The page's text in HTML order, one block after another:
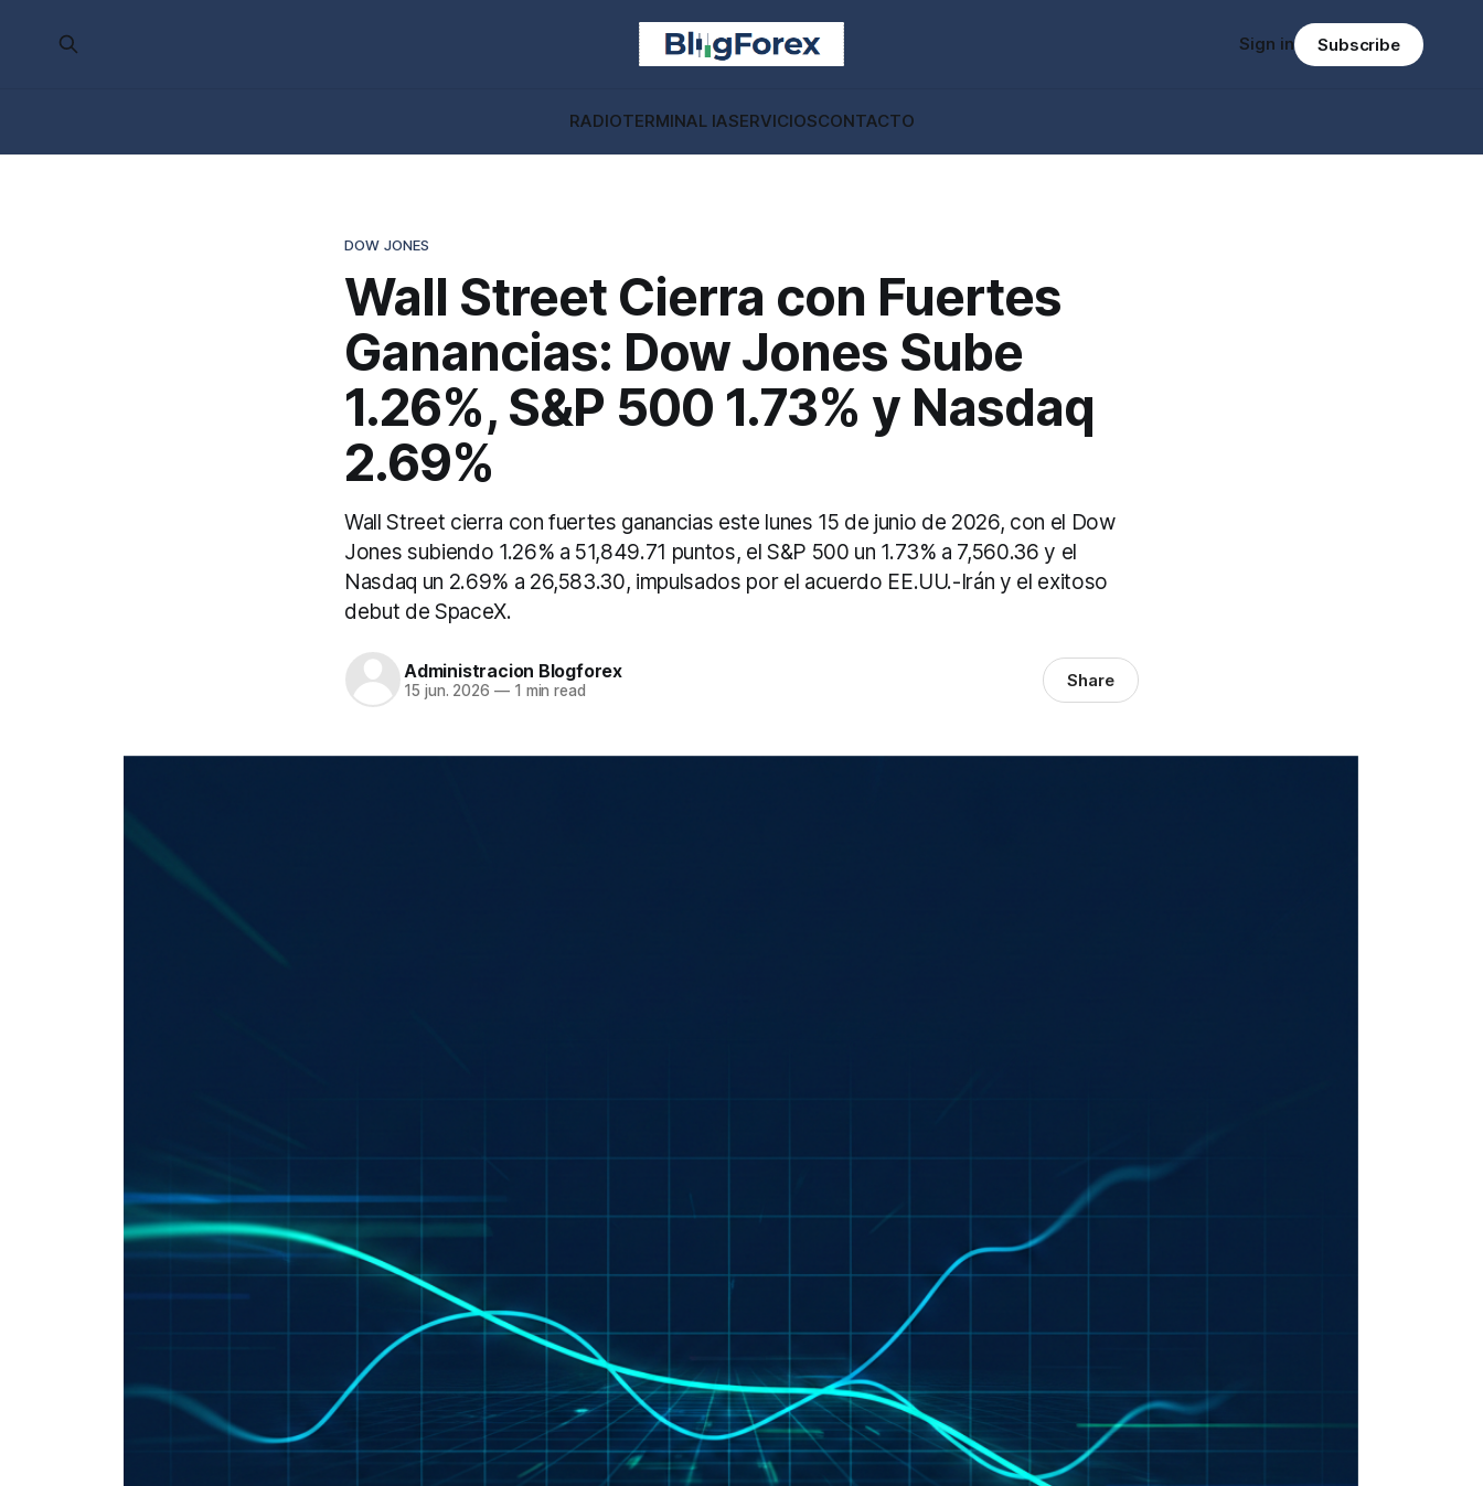
RADIOTERMINAL IASERVICIOSCONTACTO
Sign in Subscribe
DOW JONES
Wall Street Cierra con Fuertes
Ganancias: Dow Jones Sube
1.26%, S&P 500 1.73% y Nasdaq
2.69%
Wall Street cierra con fuertes ganancias este lunes 15 de junio de 2026, con el Dow
Jones subiendo 1.26% a 51,849.71 puntos, el S&P 500 un 1.73% a 7,560.36 y el
Nasdaq un 2.69% a 26,583.30, impulsados por el acuerdo EE.UU.-Irán y el exitoso
debut de SpaceX.
Administracion Blogforex
15 jun. 2026 —1 min read Share